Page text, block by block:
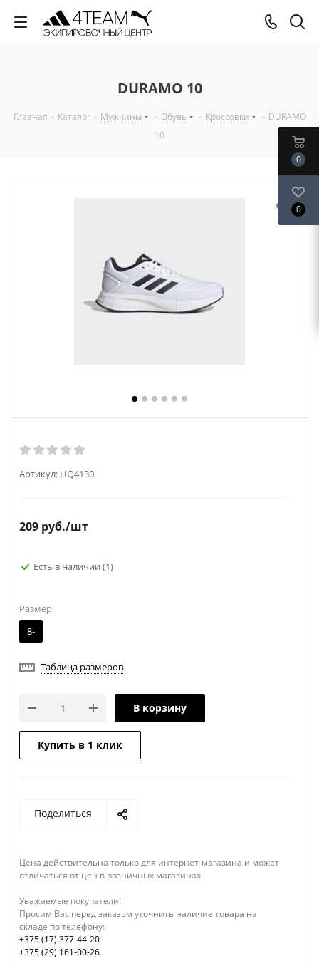
DURAMO 10
Главная - Каталог - Мужчины - Обувь - Кроссовки - DURAMO
10
Артикул: HQ4130
209 руб./шт
Есть в наличии (1)
Размер
8-
Таблица размеров
В корзину
Купить в 1 клик
Поделиться
Цена действительна только для интернет-магазина и может
отличаться от цен в розничных магазинах
Уважаемые покупатели!
Просим Вас перед заказом уточнить наличие товара на
складе по телефону:
+375 (17) 377-44-20
+375 (29) 161-00-26
0
0